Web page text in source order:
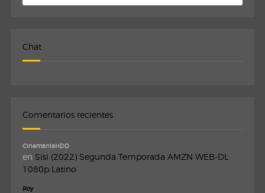
Chat
Comentarios recientes
CinemaniaHDD
en Sisi (2022) Segunda Temporada AMZN WEB-DL
1080p Latino
Roy